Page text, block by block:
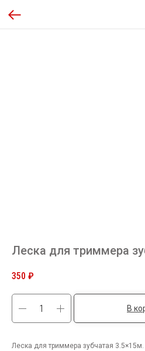
Леска для триммера
350 ₽
В
Леска для триммера зубчатая 3.5×15м.